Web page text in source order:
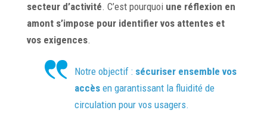
secteur d’activité. C’est pourquoi une réflexion en
amont s’impose pour identifier vos attentes et
vos exigences.
Notre objectif : sécuriser ensemble vos
accèsen garantissant la fluidité de
circulation pour vos usagers.